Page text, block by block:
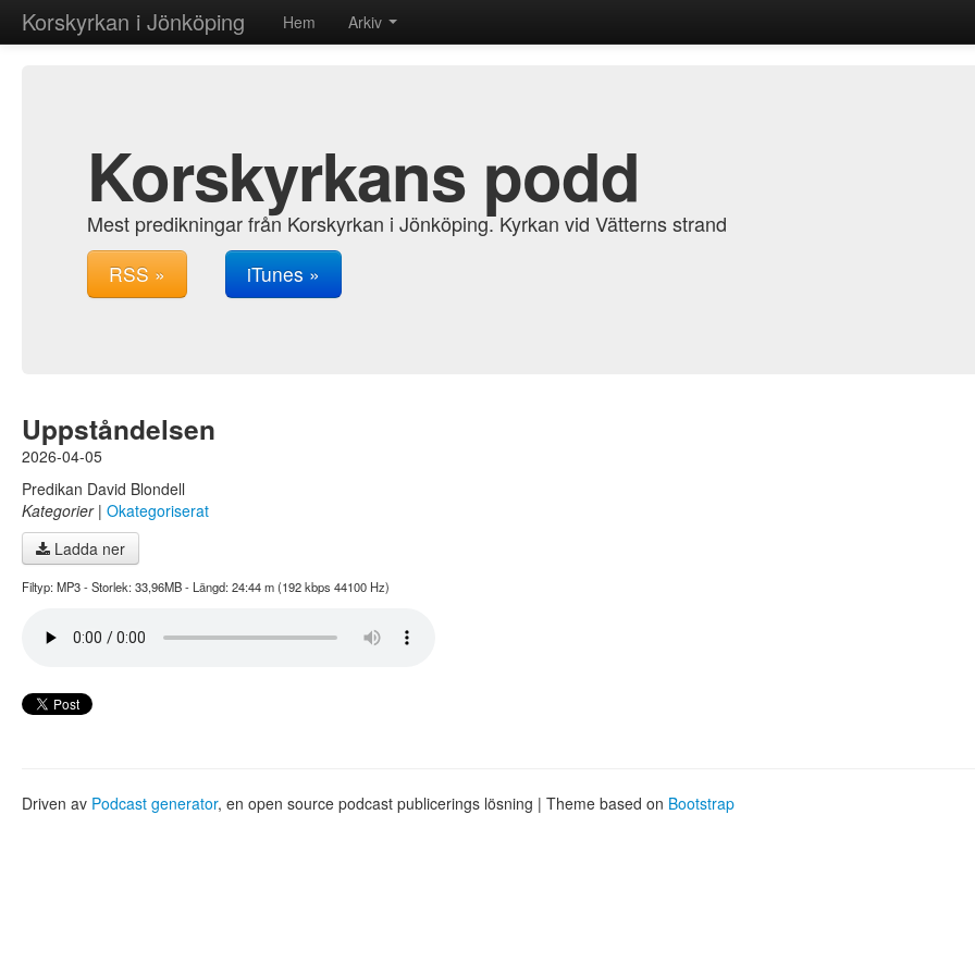
Korskyrkan i Jönköping Hem Arkiv
Korskyrkans podd
Mest predikningar från Korskyrkan i Jönköping. Kyrkan vid Vätterns strand
RSS » iTunes »
Uppståndelsen
2026-04-05
Predikan David Blondell
Kategorier| Okategoriserat
Ladda ner
Filtyp: MP3 - Storlek: 33,96MB - Längd: 24:44 m (192 kbps 44100 Hz)
Driven av Podcast generator, en open source podcast publicerings lösning | Theme based on Bootstrap